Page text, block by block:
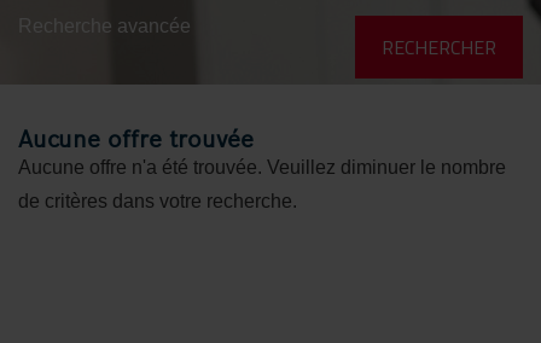
Recherche avancée
Aucune offre trouvée
Aucune offre n'a été trouvée. Veuillez diminuer le nombre
de critères dans votre recherche.